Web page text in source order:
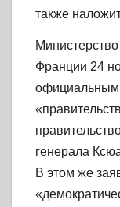
также
Франции 24
официальным
генерала
В этом же